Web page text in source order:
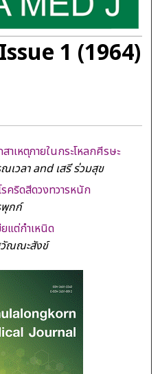
1 (1964)
าเหตุภายในกระโหลกศีรษะ
เวลา and เสรี ร่วมสุข
รคริดสีดวงทวารหนัก
พุกก์
แต่กำเหนิด
วัณณะสังข์